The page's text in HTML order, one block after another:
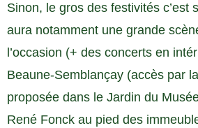
Sinon, le gros des festivités
aura notamment une grande
l’occasion (+ des concerts en
Beaune-Semblançay (accès par
proposée dans le Jardin du
René Fonck au pied des